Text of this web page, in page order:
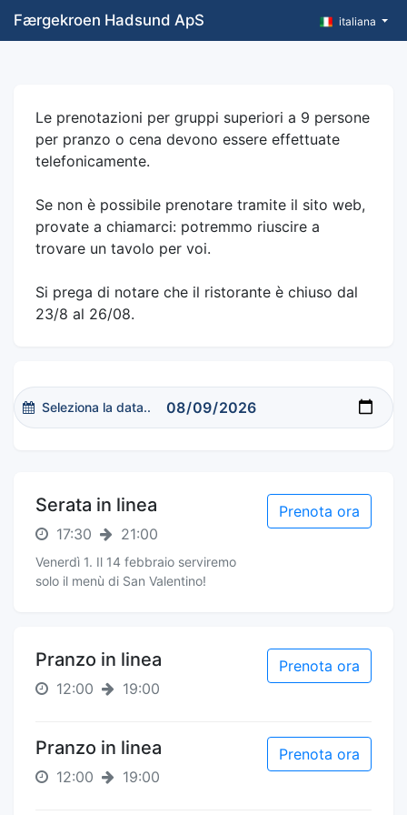
Færgekroen Hadsund ApS italiana
Le prenotazioni per gruppi superiori a 9 persone
per pranzo o cena devono essere effettuate
telefonicamente.
Se non è possibile prenotare tramite il sito web,
provate a chiamarci: potremmo riuscire a
trovare un tavolo per voi.
Si prega di notare che il ristorante è chiuso dal
23/8 al 26/08.
Seleziona la data..
Serata in linea
17:30 21:00
Venerdì 1. Il 14 febbraio serviremo
solo il menù di San Valentino!
Prenota ora
Pranzo in linea
12:00 19:00
Prenota ora
Pranzo in linea
12:00 19:00
Prenota ora